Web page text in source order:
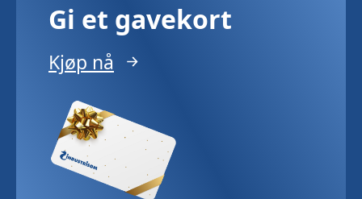
Gi et gavekort
Kjøp nå